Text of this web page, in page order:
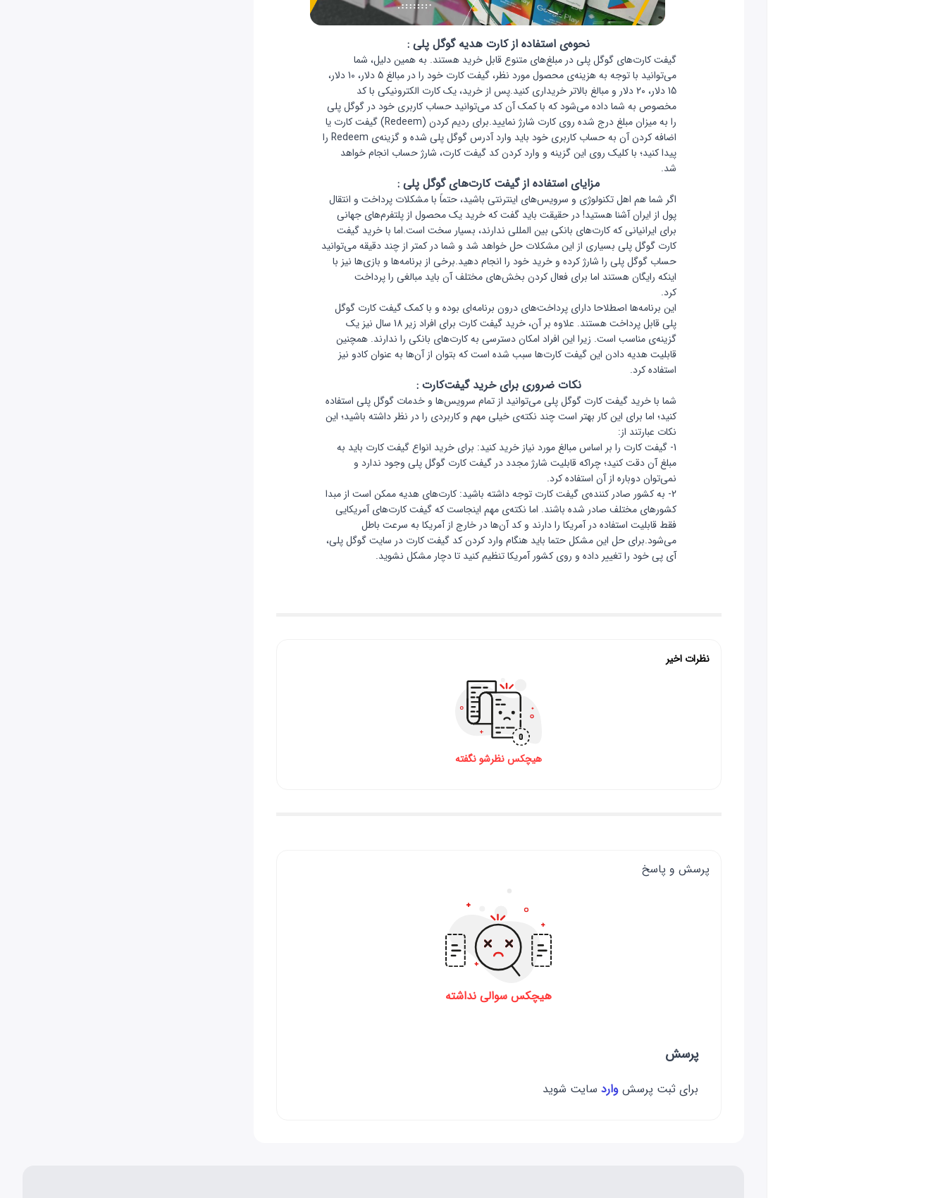
نحوه‌ی استفاده از کارت هدیه گوگل پلی :
گیفت کارت‌های گوگل پلی در مبلغ‌های متنوع قابل خرید هستند. به همین دلیل، شما
می‌توانید با توجه به هزینه‌ی محصول مورد نظر، گیفت کارت خود را در مبالغ 5 دلار، 10 دلار،
15 دلار، 20 دلار و مبالغ بالاتر خریداری کنید.پس از خرید، یک کارت الکترونیکی با کد
مخصوص به شما داده می‌شود که با کمک آن کد می‌توانید حساب کاربری خود در گوگل پلی
را به میزان مبلغ درج شده روی کارت شارژ نمایید.برای ردیم کردن (Redeem) گیفت کارت یا
اضافه کردن آن به حساب کاربری خود باید وارد آدرس گوگل پلی شده و گزینه‌ی Redeem را
پیدا کنید؛ با کلیک روی این گزینه و وارد کردن کد گیفت کارت، شارژ حساب انجام خواهد
شد.
مزایای استفاده از گیفت کارت‌های گوگل پلی :
اگر شما هم اهل تکنولوژی و سرویس‌های اینترنتی باشید، حتماً با مشکلات پرداخت و انتقال
پول از ایران آشنا هستید! در حقیقت باید گفت که خرید یک محصول از پلتفرم‌های جهانی
برای ایرانیانی که کارت‌های بانکی بین المللی ندارند، بسیار سخت است.اما با خرید گیفت
کارت‌ گوگل پلی بسیاری از این مشکلات حل خواهد شد و شما در کمتر از چند دقیقه می‌توانید
حساب گوگل پلی را شارژ کرده و خرید خود را انجام دهید.برخی از برنامه‌ها و بازی‌ها نیز با
اینکه رایگان هستند اما برای فعال کردن بخش‌های مختلف آن باید مبالغی را پرداخت
کرد.
این برنامه‌ها اصطلاحا دارای پرداخت‌های درون برنامه‌ای بوده و با کمک گیفت کارت گوگل
پلی قابل پرداخت هستند. علاوه بر آن، خرید گیفت کارت برای افراد زیر 18 سال نیز یک
گزینه‌ی مناسب است. زیرا این افراد امکان دسترسی به کارت‌های بانکی را ندارند. همچنین
قابلیت هدیه دادن این گیفت کارت‌ها سبب شده است که بتوان از آن‌ها به عنوان کادو نیز
استفاده کرد.
نکات ضروری برای خرید گیفت‌کارت :
شما با خرید گیفت کارت گوگل پلی می‌توانید از تمام سرویس‌ها و خدمات گوگل پلی استفاده
کنید؛ اما برای این کار بهتر است چند نکته‌ی خیلی مهم و کاربردی را در نظر داشته باشید؛ این
نکات عبارتند از:
1- گیفت کارت را بر اساس مبالغ مورد نیاز خرید کنید: برای خرید انواع گیفت کارت باید به
مبلغ آن دقت کنید؛ چراکه قابلیت شارژ مجدد در گیفت کارت گوگل پلی وجود ندارد و
نمی‌توان دوباره از آن‌ استفاده کرد.
2- به کشور صادر کننده‌ی گیفت کارت توجه داشته باشید: کارت‌های هدیه ممکن است از مبدا
کشورهای مختلف صادر شده باشند. اما نکته‌ی مهم اینجاست که گیفت کارت‌های آمریکایی
فقط قابلیت استفاده در آمریکا را دارند و کد آن‌ها در خارج از آمریکا به سرعت باطل
می‌شود.برای حل این مشکل حتما باید هنگام وارد کردن کد گیفت کارت در سایت گوگل پلی،
آی پی خود را تغییر داده و روی کشور آمریکا تنظیم کنید تا دچار مشکل نشوید.
نظرات اخیر
هیچکس نظرشو نگفته
پرسش و پاسخ
هیچکس سوالی نداشته
پرسش
برای ثبت پرسش وارد سایت شوید